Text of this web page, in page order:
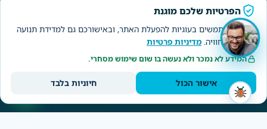
מרכז התוכן של NETO
מרכז המעסיקים
מרכז הפרילנסרים
מרכז העובדים
מרכז דיני העבודה
חברות זרות · EOR
הפרטיות שלכם מוגנת
אנחנו משתמשים בעוגיות להפעלת האתר, ובאישורכם גם למדידת תנועה
ולשיפור החוויה. מדיניות פרטיות
המידע לא נמכר ולא נעשה בו שום שימוש מסחרי.
אישור הכול חיוניות בלבד